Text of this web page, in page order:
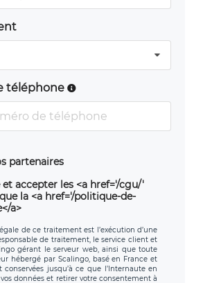
téléphone
partenaires
accepter les <a href='/cgu/'
la <a href='/politique-de-
a>
de ce traitement est l’exécution d’une
de traitement, le service client et
gérant le serveur web, ainsi que toute
hébergé par Scalingo, basé en France et
jusqu’à ce que l’Internaute en
données et retirer votre consentement à